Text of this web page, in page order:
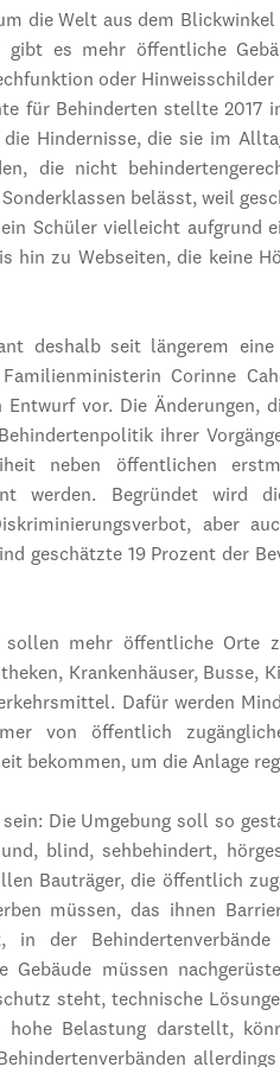
die Welt aus dem
es mehr öffentliche
oder
für Behinderten stellte 2017
Hindernisse, die sie im
die nicht
belässt, weil
Schüler vielleicht aufgrund
hin zu Webseiten, die keine
deshalb seit längerem
Corinne
vor. Die Änderungen,
ihrer
neben öffentlichen
werden. Begründet wird
aber
geschätzte 19 Prozent der
mehr öffentliche Orte
Krankenhäuser, Busse,
Dafür werden
von öffentlich
bekommen, um die Anlage
Die Umgebung soll so
blind, sehbehindert,
Bauträger, die öffentlich
müssen, das ihnen
in der
Gebäude müssen
steht, technische
Belastung darstellt,